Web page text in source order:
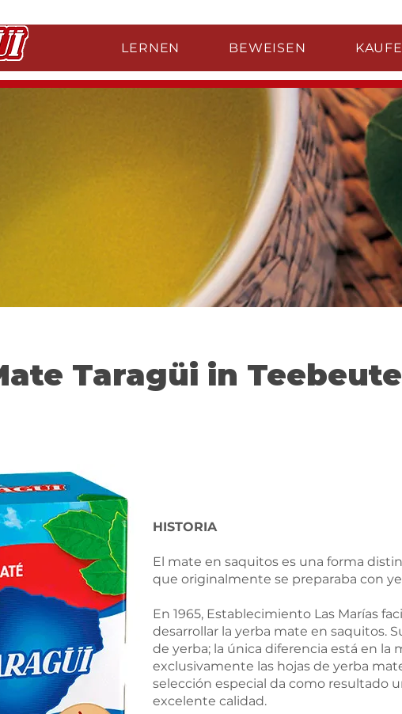
LERNEN BEWEISEN
Taragüi in
HISTORIA
El mate en saquitos es una forma
que originalmente se preparaba con
En 1965, Establecimiento Las Marías
desarrollar la yerba mate en saquitos.
de yerba; la única diferencia está en la
exclusivamente las hojas de yerba
selección especial da como resultado
excelente calidad.